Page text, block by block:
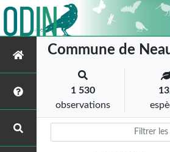
Commune de
1 530
observations